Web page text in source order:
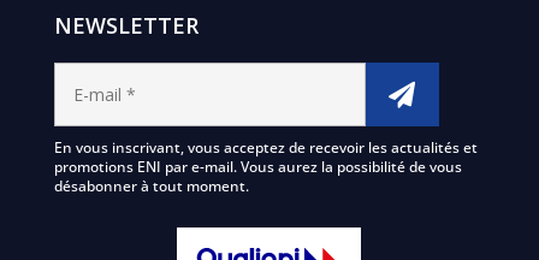
NEWSLETTER
En vous inscrivant, vous acceptez de recevoir les actualités et
promotions ENI par e-mail. Vous aurez la possibilité de vous
désabonner à tout moment.